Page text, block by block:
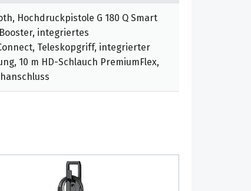
Hochdruckpistole G 180 Q Smart
integriertes
Teleskopgriff, integrierter
10 m HD-Schlauch PremiumFlex,